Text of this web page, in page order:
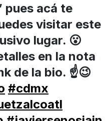
pues acá te
visitar este
lugar. 😮
en la nota
de la bio. ☝️😉
#cdmx